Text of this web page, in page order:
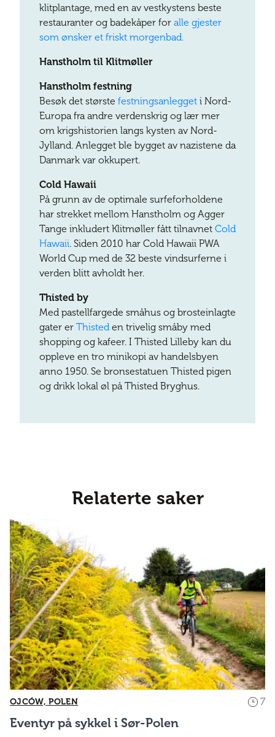
klitplantage, med en av vestkystens beste
restauranter og badekåper for alle gjester
som ønsker et friskt morgenbad.
Hanstholm til Klitmøller
Hanstholm festning
Besøk det største festningsanlegget i Nord-
Europa fra andre verdenskrig og lær mer
om krigshistorien langs kysten av Nord-
Jylland. Anlegget ble bygget av nazistene da
Danmark var okkupert.
Cold Hawaii
På grunn av de optimale surfeforholdene
har strekket mellom Hanstholm og Agger
Tange inkludert Klitmøller fått tilnavnet Cold
Hawaii. Siden 2010 har Cold Hawaii PWA
World Cup med de 32 beste vindsurferne i
verden blitt avholdt her.
Thisted by
Med pastellfargede småhus og brosteinlagte
gater er Thisted en trivelig småby med
shopping og kafeer. I Thisted Lilleby kan du
oppleve en tro minikopi av handelsbyen
anno 1950. Se bronsestatuen Thisted pigen
og drikk lokal øl på Thisted Bryghus.
Relaterte saker
OJCÓW, POLEN 7
Eventyr på sykkel i Sør-Polen